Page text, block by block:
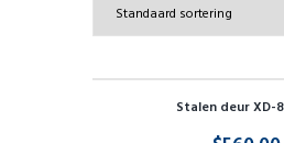
Stalen deur XD-